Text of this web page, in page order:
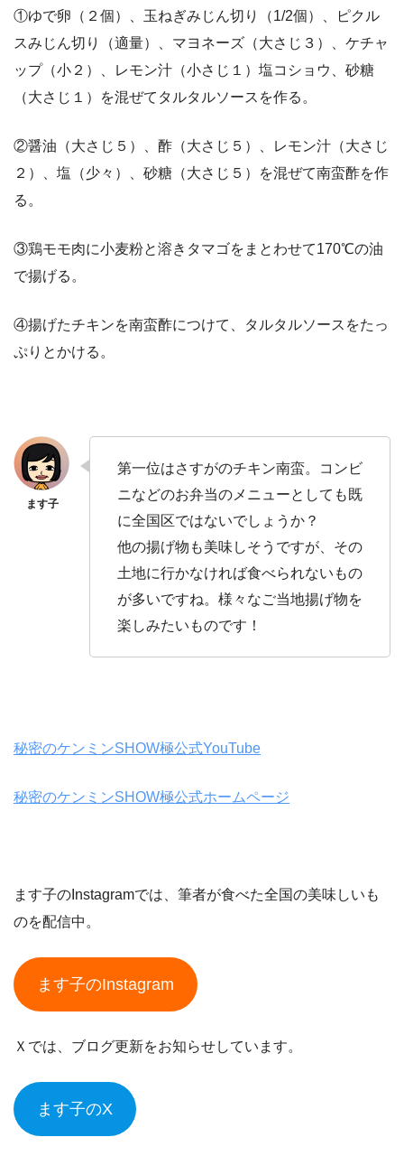
①ゆで卵（２個）、玉ねぎみじん切り（1/2個）、ピクル
スみじん切り（適量）、マヨネーズ（大さじ３）、ケチャ
ップ（小２）、レモン汁（小さじ１）塩コショウ、砂糖
（大さじ１）を混ぜてタルタルソースを作る。
②醤油（大さじ５）、酢（大さじ５）、レモン汁（大さじ
２）、塩（少々）、砂糖（大さじ５）を混ぜて南蛮酢を作
る。
③鶏モモ肉に小麦粉と溶きタマゴをまとわせて170℃の油
で揚げる。
④揚げたチキンを南蛮酢につけて、タルタルソースをたっ
ぷりとかける。
第一位はさすがのチキン南蛮。コンビ
ニなどのお弁当のメニューとしても既
に全国区ではないでしょうか？
他の揚げ物も美味しそうですが、その
土地に行かなければ食べられないもの
が多いですね。様々なご当地揚げ物を
楽しみたいものです！
秘密のケンミンSHOW極公式YouTube
秘密のケンミンSHOW極公式ホームページ
ます子のInstagramでは、筆者が食べた全国の美味しいも
のを配信中。
ます子のInstagram
Ｘでは、ブログ更新をお知らせしています。
ます子のX